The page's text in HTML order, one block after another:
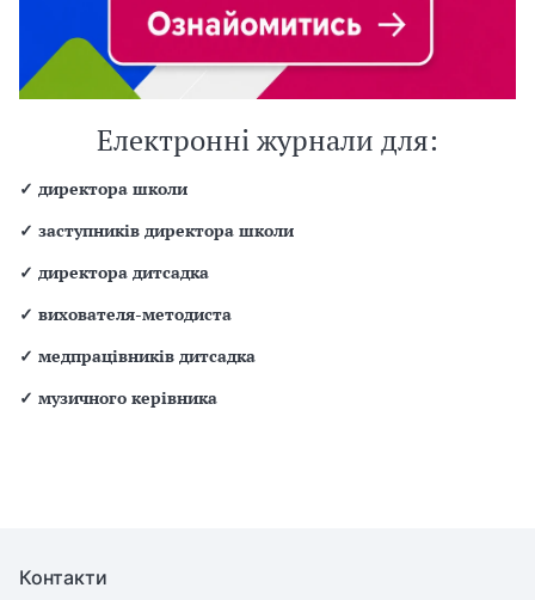
Електронні журнали для:
✓ директора школи
✓ заступників директора школи
✓ директора дитсадка
✓ вихователя-методиста
✓ медпрацівників дитсадка
✓ музичного керівника
Контакти